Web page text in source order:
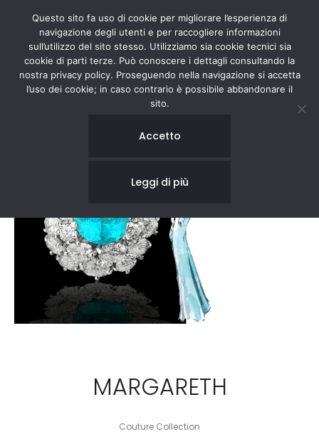
MARGARETH
Couture Collection
Questo sito fa uso di cookie per migliorare l’esperienza di
navigazione degli utenti e per raccogliere informazioni
sull’utilizzo del sito stesso. Utilizziamo sia cookie tecnici sia
cookie di parti terze. Può conoscere i dettagli consultando la
nostra privacy policy. Proseguendo nella navigazione si accetta
l’uso dei cookie; in caso contrario è possibile abbandonare il
sito.
Accetto
Leggi di più